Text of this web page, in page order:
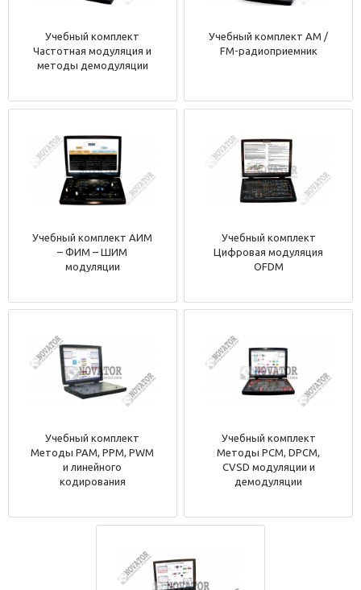
Учебный комплект
Частотная модуляция и
методы демодуляции
Учебный комплект AM /
FM-радиоприемник
Учебный комплект АИМ
– ФИМ – ШИМ
модуляции
Учебный комплект
Цифровая модуляция
OFDM
Учебный комплект
Методы PAM, PPM, PWM
и линейного
кодирования
Учебный комплект
Методы PCM, DPCM,
CVSD модуляции и
демодуляции